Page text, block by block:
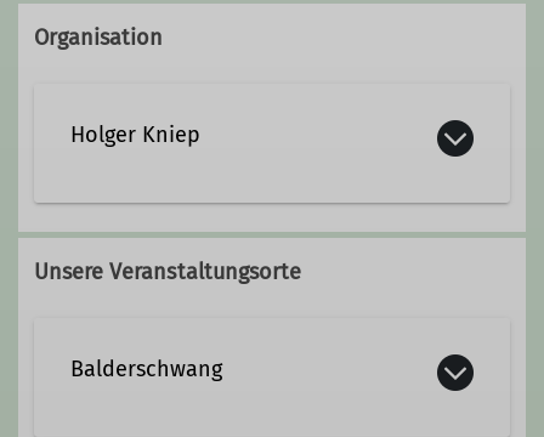
Organisation
Holger Kniep
holger.kniep@dav-biberach.de
Unsere Veranstaltungsorte
Balderschwang